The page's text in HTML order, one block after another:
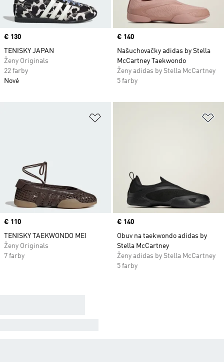
Price
€ 130
TENISKY JAPAN
Ženy Originals
22 farby
Nové
Price
€ 140
Našuchovačky adidas by Stella
McCartney Taekwondo
Ženy adidas by Stella McCartney
5 farby
Pridať do zoznamu želaných
Price
€ 110
TENISKY TAEKWONDO MEI
Ženy Originals
7 farby
Price
€ 140
Obuv na taekwondo adidas by
Stella McCartney
Ženy adidas by Stella McCartney
5 farby